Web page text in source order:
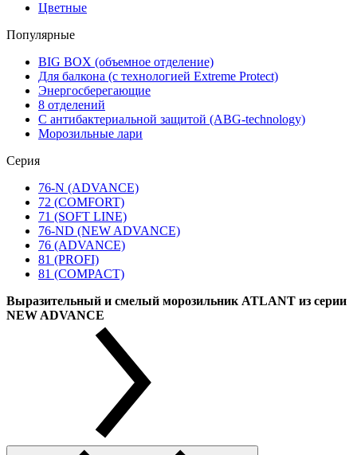
Цветные
Популярные
BIG BOX (объемное отделение)
Для балкона (с технологией Extreme Protect)
Энергосберегающие
8 отделений
С антибактериальной защитой (ABG-technology)
Морозильные лари
Серия
76-N (ADVANCE)
72 (COMFORT)
71 (SOFT LINE)
76-ND (NEW ADVANCE)
76 (ADVANCE)
81 (PROFI)
81 (COMPACT)
Выразительный и смелый морозильник ATLANT из серии
NEW ADVANCE